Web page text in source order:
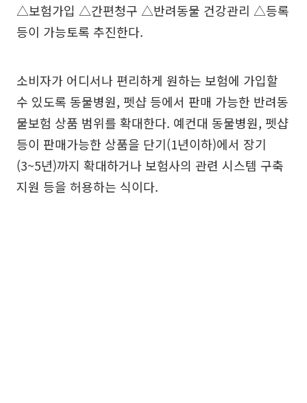
△보험가입 △간편청구 △반려동물 건강관리 △등록
등이 가능토록 추진한다.
소비자가 어디서나 편리하게 원하는 보험에 가입할
수 있도록 동물병원, 펫샵 등에서 판매 가능한 반려동
물보험 상품 범위를 확대한다. 예컨대 동물병원, 펫샵
등이 판매가능한 상품을 단기(1년이하)에서 장기
(3~5년)까지 확대하거나 보험사의 관련 시스템 구축
지원 등을 허용하는 식이다.